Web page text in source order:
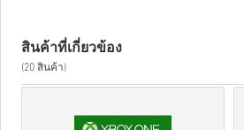
สินค้าที่เกี่ยวข้อง
(20 สินค้า)